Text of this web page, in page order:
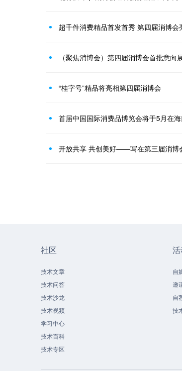
超千件消费精品首发首秀 第四届消博
（聚焦消博会）第四届消博会首批意向
“桂字号”精品将亮相第四届消博会
首届中国国际消费品博览会将于5月在
开放共享 共创美好——写在第三届消博
社区
技术文章
技术问答
技术沙龙
技术视频
学习中心
技术百科
技术专区
自
邀
自
技